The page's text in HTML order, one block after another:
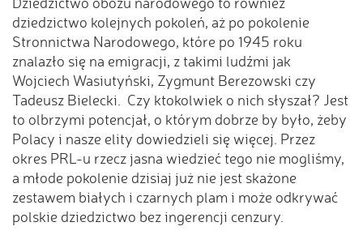
dziedzictwo kolejnych pokoleń, aż po pokolenie
Stronnictwa Narodowego, które po 1945 roku
znalazło się na emigracji, z takimi ludźmi jak
Wojciech Wasiutyński, Zygmunt Berezowski czy
Tadeusz Bielecki. Czy ktokolwiek o nich słyszał? Jest
to olbrzymi potencjał, o którym dobrze by było, żeby
Polacy i nasze elity dowiedzieli się więcej. Przez
okres PRL-u rzecz jasna wiedzieć tego nie mogliśmy,
a młode pokolenie dzisiaj już nie jest skażone
zestawem białych i czarnych plam i może odkrywać
polskie dziedzictwo bez ingerencji cenzury.